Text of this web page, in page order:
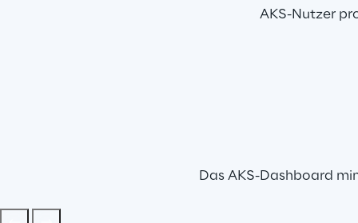
AKS-Nutzer
Das AKS-Dashboard